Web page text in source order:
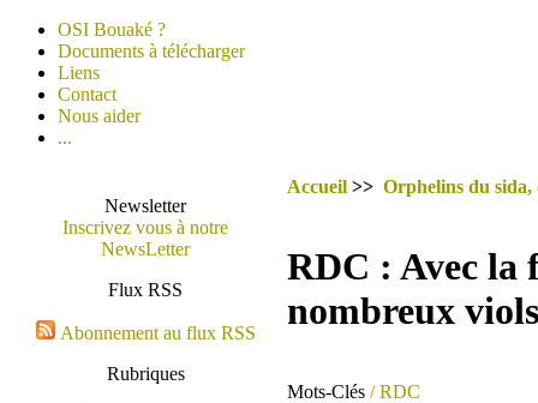
OSI Bouaké ?
Documents à télécharger
Liens
Contact
Nous aider
...
Newsletter
Inscrivez vous à notre
NewsLetter
Flux RSS
Abonnement au flux RSS
Rubriques
Accueil >> Orphelins du
RDC : Avec la
nombreux
Mots-Clés / RDC